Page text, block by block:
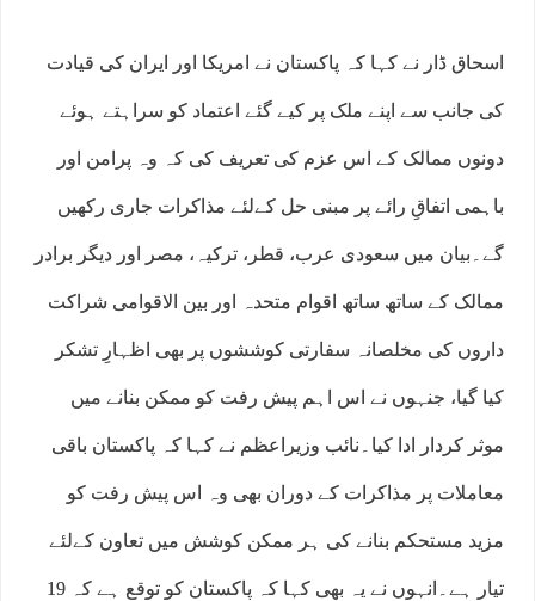
اسحاق ڈار نے کہا کہ پاکستان نے امریکا اور ایران کی قیادت
کی جانب سے اپنے ملک پر کیے گئے اعتماد کو سراہتے ہوئے
دونوں ممالک کے اس عزم کی تعریف کی کہ وہ پرامن اور
باہمی اتفاقِ رائے پر مبنی حل کےلئے مذاکرات جاری رکھیں
گے۔بیان میں سعودی عرب، قطر، ترکیہ، مصر اور دیگر برادر
ممالک کے ساتھ ساتھ اقوام متحدہ اور بین الاقوامی شراکت
داروں کی مخلصانہ سفارتی کوششوں پر بھی اظہارِ تشکر
کیا گیا، جنہوں نے اس اہم پیش رفت کو ممکن بنانے میں
موثر کردار ادا کیا۔نائب وزیراعظم نے کہا کہ پاکستان باقی
معاملات پر مذاکرات کے دوران بھی وہ اس پیش رفت کو
مزید مستحکم بنانے کی ہر ممکن کوشش میں تعاون کےلئے
تیار ہے۔انہوں نے یہ بھی کہا کہ پاکستان کو توقع ہے کہ 19